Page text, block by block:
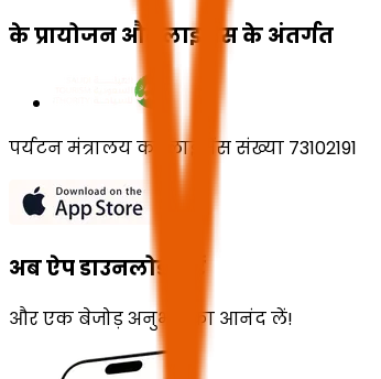
के प्रायोजन और लाइसेंस के अंतर्गत
पर्यटन मंत्रालय का लाइसेंस संख्या 73102191
अब ऐप डाउनलोड करें
और एक बेजोड़ अनुभव का आनंद लें!